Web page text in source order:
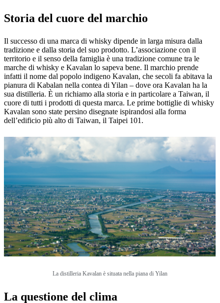
Storia del cuore del marchio
Il successo di una marca di whisky dipende in larga misura dalla
tradizione e dalla storia del suo prodotto. L’associazione con il
territorio e il senso della famiglia è una tradizione comune tra le
marche di whisky e Kavalan lo sapeva bene. Il marchio prende
infatti il nome dal popolo indigeno Kavalan, che secoli fa abitava la
pianura di Kabalan nella contea di Yilan – dove ora Kavalan ha la
sua distilleria. È un richiamo alla storia e in particolare a Taiwan, il
cuore di tutti i prodotti di questa marca. Le prime bottiglie di whisky
Kavalan sono state persino disegnate ispirandosi alla forma
dell’edificio più alto di Taiwan, il Taipei 101.
La distilleria Kavalan è situata nella piana di Yilan
La questione del clima